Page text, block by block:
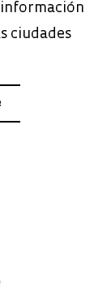
ciudades